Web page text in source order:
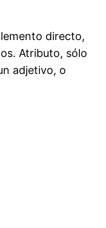
directo,
Atributo, sólo
adjetivo, o